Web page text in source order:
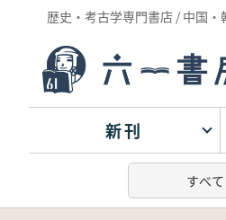
歴史・考古学専門書店 / 中国
新刊